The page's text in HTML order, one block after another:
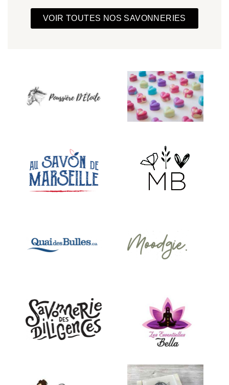
VOIR TOUTES NOS SAVONNERIES